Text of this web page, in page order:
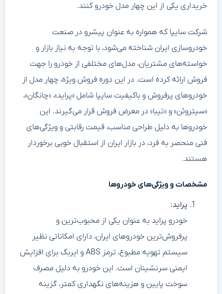
خریداری یکی از این چهار مدل خودرو کنند.
شرکت سایپا که همواره به عنوان پیشرو در صنعت
خودروسازی ایران شناخته می‌شود، با توجه به نیاز بازار و
خواسته‌های مشتریان، مدل‌های مختلفی از خودرو را جهت
فروش ارائه کرده است. در این دوره فروش ویژه، چهار مدل از
خودروهای پرفروش و باکیفیت سایپا شامل «پراید»، «چانگان»،
«سیتروئن» و «تیبا» در معرض فروش قرار می‌گیرند. این
خودروها به دلیل طراحی مناسب، قیمت رقابتی و ویژگی‌های
فنی منحصر به فرد، در بازار ایران از استقبال خوبی برخوردار
هستند.
مشخصات و ویژگی‌های خودروها
پراید:
خودرو پراید به عنوان یکی از محبوب‌ترین و
پرفروش‌ترین خودروهای ایران، دارای امکاناتی نظیر
سیستم تهویه مطبوع، ترمز ABS و ایربگ برای افزایش
ایمنی سرنشینان است. این خودرو به دلیل مصرف
سوخت پایین و هزینه‌های نگهداری کمتر، گزینه